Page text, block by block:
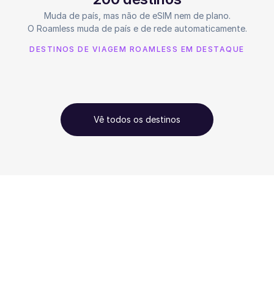
Muda de país, mas não de eSIM nem de plano.
O Roamless muda de país e de rede automaticamente.
DESTINOS DE VIAGEM ROAMLESS EM DESTAQUE
Vê todos os destinos